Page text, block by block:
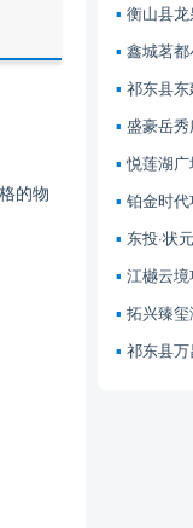
的物
衡山县龙泉路
鑫城茗
祁东县东建
盛豪岳
悦莲湖
铂金时
东投·状
江樾云
拓兴臻
祁东县万昌欣